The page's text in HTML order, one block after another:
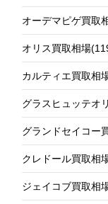
オーデマピゲ買取
オリス買取相場
カルティエ買取相
グラスヒュッテオ
グランドセイコー
クレドール買取相
ジェイコブ買取相